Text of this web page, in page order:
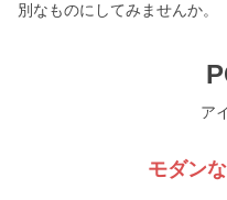
別なものにしてみませんか。
ア
モダン